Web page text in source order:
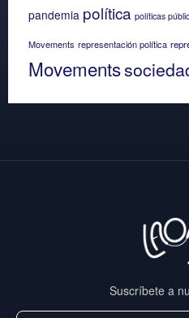
pandemia política políticas
Movements representación política
Movements
Suscríbete a